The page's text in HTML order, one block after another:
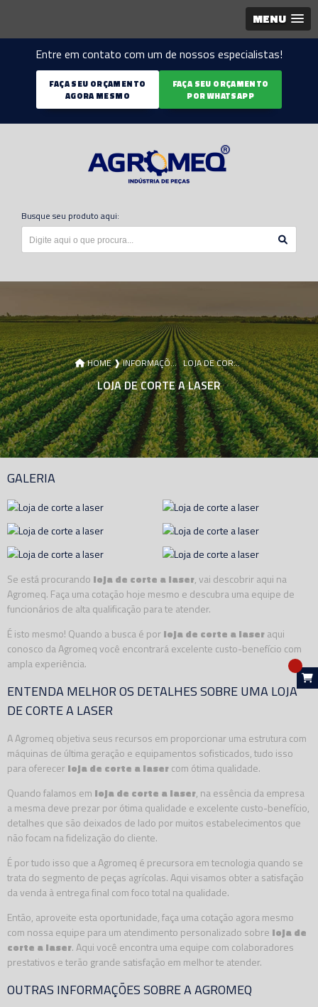
MENU
Entre em contato com um de nossos especialistas!
FAÇA SEU ORÇAMENTO
AGORA MESMO
FAÇA SEU ORÇAMENTO
POR WHATSAPP
Busque seu produto aqui:
HOME ❱ INFORMAÇÕES ❱ LOJA DE CORTE A LASER
LOJA DE CORTE A LASER
GALERIA
Se está procurando loja de corte a laser, vai descobrir aqui na
Agromeq. Faça uma cotação hoje mesmo e descubra uma equipe de
funcionários de alta qualificação para te atender.
É isto mesmo! Quando a busca é porloja de corte a laseraqui
conosco da Agromeq você encontrará excelente custo-benefício com
ampla experiência.
ENTENDA MELHOR OS DETALHES SOBRE UMA LOJA
DE CORTE A LASER
A Agromeq objetiva seus recursos em proporcionar uma estrutura com
máquinas de última geração e equipamentos sofisticados, tudo isso
para oferecerloja de corte a lasercom ótima qualidade.
Quando falamos em loja de corte a laser, na essência da empresa
a mesma deve prezar por ótima qualidade e excelente custo-benefício,
detalhes que são deixados de lado por muitos estabelecimentos que
não focam na fidelização do cliente.
É por tudo isso que a Agromeq é precursora em tecnologia quando se
trata do segmento de peças agrícolas. Aqui visamos obter a satisfação
da venda à entrega final com foco total na qualidade.
Então, aproveite esta oportunidade, faça uma cotação agora mesmo
com nossa equipe para um atendimento personalizado sobre loja de
corte a laser. Aqui você encontra uma equipe com colaboradores
prestativos e terão grande satisfação em melhor te atender.
OUTRAS INFORMAÇÕES SOBRE A AGROMEQ